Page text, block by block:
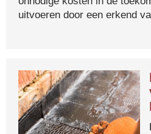
uitvoeren door een erkend